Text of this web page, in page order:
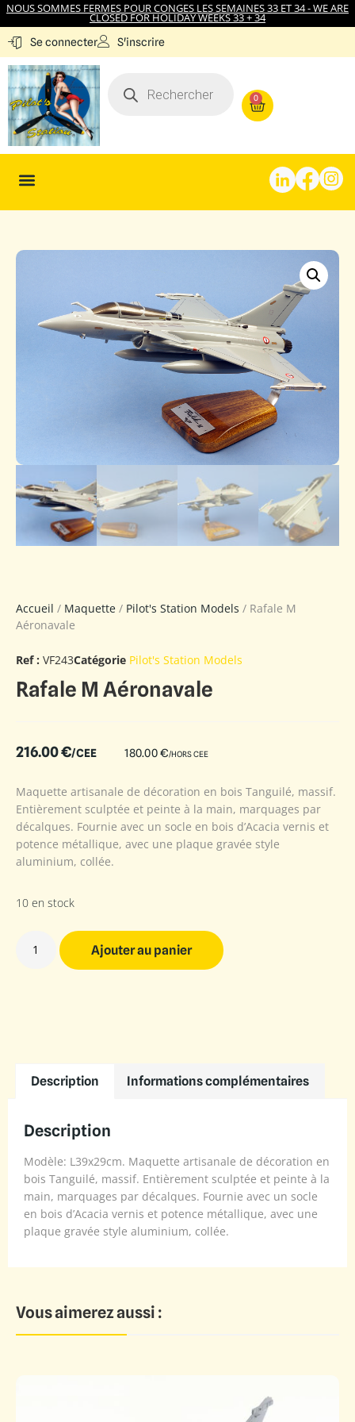
NOUS SOMMES FERMES POUR CONGES LES SEMAINES 33 ET 34 - WE ARE
CLOSED FOR HOLIDAY WEEKS 33 + 34
Se connecter S'inscrire
0
Accueil / Maquette / Pilot's Station Models / Rafale M
Aéronavale
Ref : VF243Catégorie Pilot's Station Models
Rafale M Aéronavale
216.00€/CEE 180.00€/HORS CEE
Maquette artisanale de décoration en bois Tanguilé, massif.
Entièrement sculptée et peinte à la main, marquages par
décalques. Fournie avec un socle en bois d’Acacia vernis et
potence métallique, avec une plaque gravée style
aluminium, collée.
10 en stock
Ajouter au panier
Description Informations complémentaires
Description
Modèle: L39x29cm. Maquette artisanale de décoration en
bois Tanguilé, massif. Entièrement sculptée et peinte à la
main, marquages par décalques. Fournie avec un socle
en bois d’Acacia vernis et potence métallique, avec une
plaque gravée style aluminium, collée.
Vous aimerez aussi :